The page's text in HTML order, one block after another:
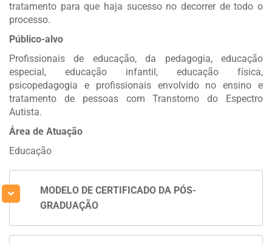
tratamento para que haja sucesso no decorrer de todo o
processo.
Público-alvo
Profissionais de educação, da pedagogia, educação
especial, educação infantil, educação física,
psicopedagogia e profissionais envolvido no ensino e
tratamento de pessoas com Transtorno do Espectro
Autista.
Área de Atuação
Educação
MODELO DE CERTIFICADO DA PÓS-
GRADUAÇÃO